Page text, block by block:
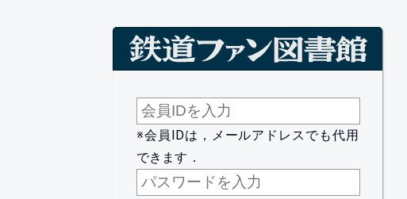
※会員IDは，メールアドレスでも代用
できます．